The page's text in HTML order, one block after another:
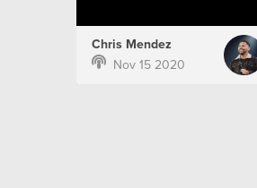
Chris Mendez
Nov 15 2020